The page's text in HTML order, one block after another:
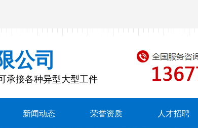
公司
承接各种异型大型工件
新闻动态 荣誉资质 人才招聘